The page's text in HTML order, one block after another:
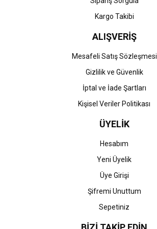
Kargo Takibi
ALIŞVERİŞ
Mesafeli Satış Sözleşmesi
Gizlilik ve Güvenlik
İptal ve İade Şartları
Kişisel Veriler Politikası
ÜYELİK
Hesabım
Yeni Üyelik
Üye Girişi
Şifremi Unuttum
Sepetiniz